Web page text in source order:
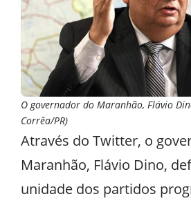
O governador do Maranhão, Flávio
Corrêa/PR)
Através do Twitter, o
Maranhão, Flávio Dino,
unidade dos partidos